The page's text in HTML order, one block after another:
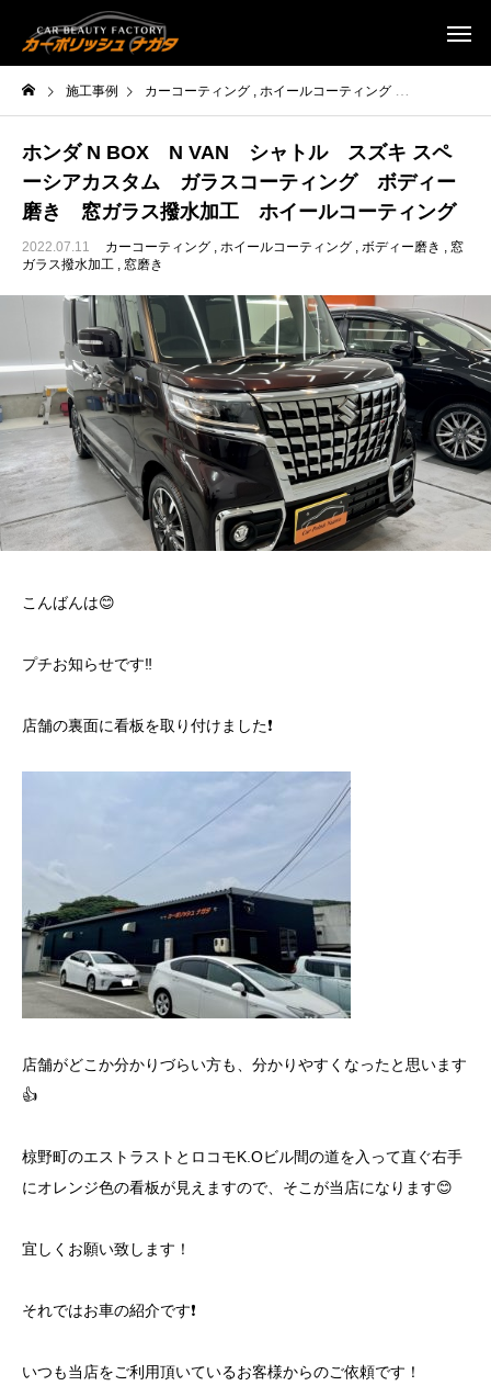
施工事例 カーコーティング ホイールコーティング ボディー磨き
ホンダ N BOX N VAN シャトル スズキ スペ
ーシアカスタム ガラスコーティング ボディー
磨き 窓ガラス撥水加工 ホイールコーティング
2022.07.11 カーコーティング ホイールコーティング ボディー磨き
窓
ガラス撥水加工
窓磨き
こんばんは😊
プチお知らせです‼️
店舗の裏面に看板を取り付けました❗️
店舗がどこか分かりづらい方も、分かりやすくなったと思います
👍
椋野町のエストラストとロコモK.Oビル間の道を入って直ぐ右手
にオレンジ色の看板が見えますので、そこが当店になります😊
宜しくお願い致します！
それではお車の紹介です❗️
いつも当店をご利用頂いているお客様からのご依頼です！